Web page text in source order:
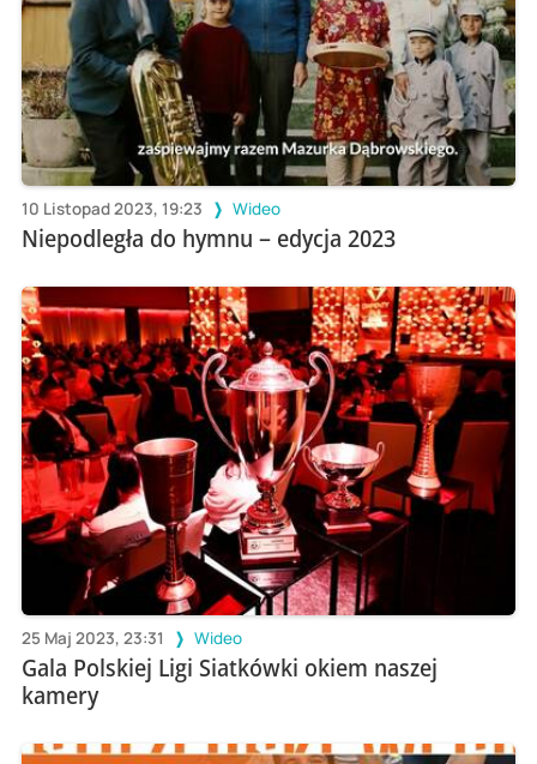
10 Listopad 2023, 19:23 Wideo
Niepodległa do hymnu – edycja 2023
25 Maj 2023, 23:31 Wideo
Gala Polskiej Ligi Siatkówki okiem naszej
kamery